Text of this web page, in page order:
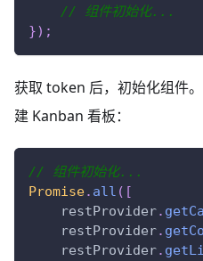
// 组件初始化...
}) ;
获取 token 后，初始化组件
建 Kanban 看板：
// 组件初始化...
Promise. all ( [
    restProvider
.
    restProvider
.
    restProvider
.